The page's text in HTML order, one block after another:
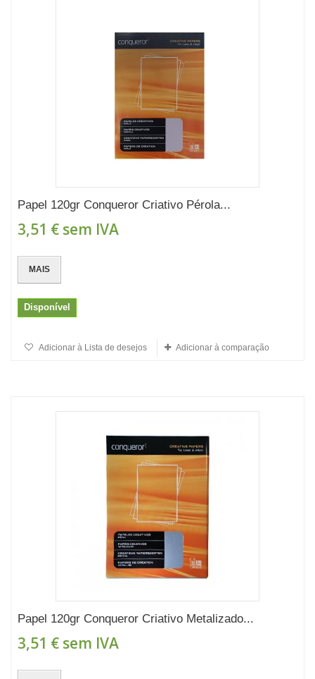
Papel 120gr Conqueror Criativo Pérola...
3,51 € sem IVA
MAIS
Disponível
Adicionar à Lista de desejos Adicionar à comparação
Papel 120gr Conqueror Criativo Metalizado...
3,51 € sem IVA